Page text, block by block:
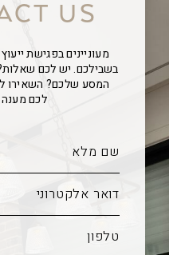
US
מעוניינים בפגישת
בשבילכם. יש לכם
המסע שלכם? השאירו
לכם